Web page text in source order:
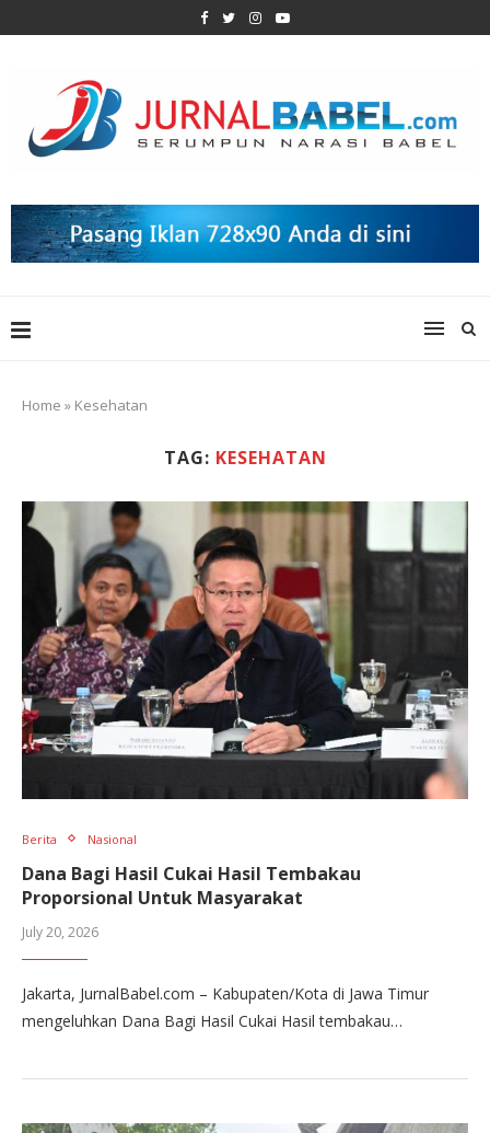
Home » Kesehatan
TAG: KESEHATAN
Berita Nasional
Dana Bagi Hasil Cukai Hasil Tembakau
Proporsional Untuk Masyarakat
July 20, 2026
Jakarta, JurnalBabel.com – Kabupaten/Kota di Jawa Timur
mengeluhkan Dana Bagi Hasil Cukai Hasil tembakau…